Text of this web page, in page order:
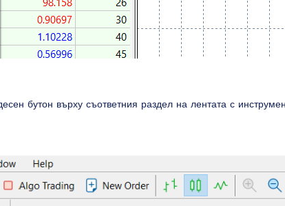
бутон върху съответния раздел на лентата с